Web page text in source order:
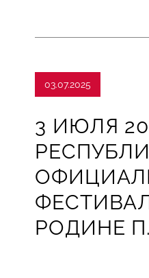
03.07.2025
3 ИЮЛЯ
РОДИНЕ